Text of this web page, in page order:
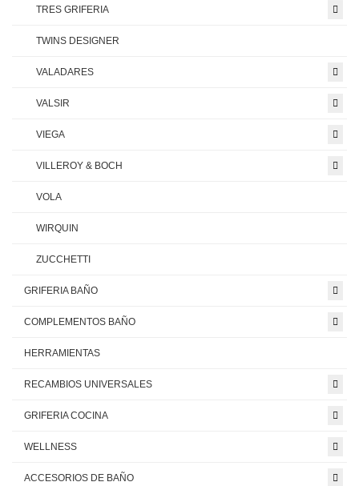
TRES GRIFERIA
TWINS DESIGNER
VALADARES
VALSIR
VIEGA
VILLEROY & BOCH
VOLA
WIRQUIN
ZUCCHETTI
GRIFERIA BAÑO
COMPLEMENTOS BAÑO
HERRAMIENTAS
RECAMBIOS UNIVERSALES
GRIFERIA COCINA
WELLNESS
ACCESORIOS DE BAÑO